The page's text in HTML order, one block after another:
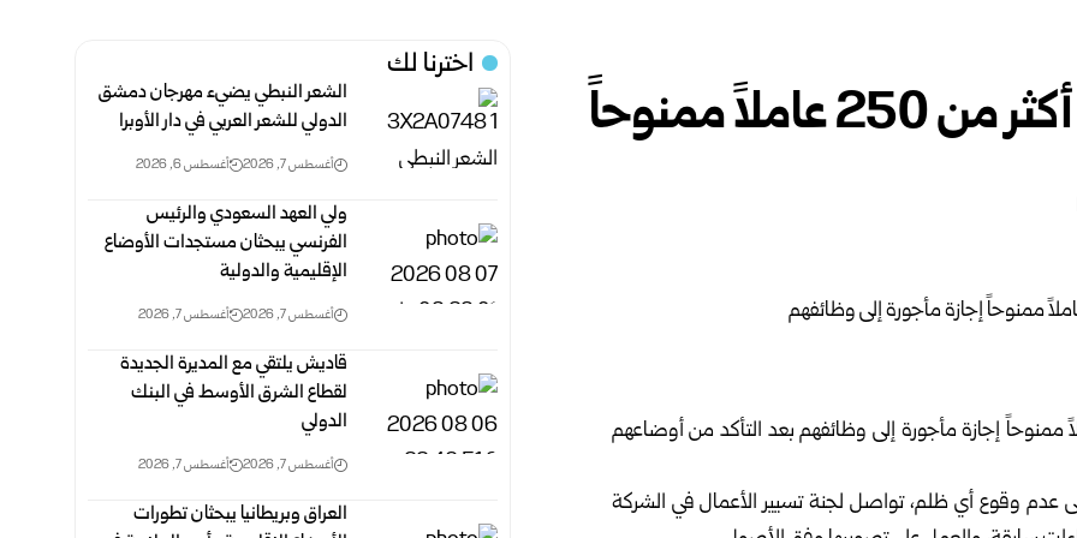
السورية للاتصالات: إعادة أكثر من 250 عاملاً ممنوحاً
السورية للاتصالات إعادة أكثر من 250 عاملاً ممنوحاً إجازة مأجورة إلى وظائفهم بعد التأكد من أوضاعهم
عدم وقوع أي ظلم، تواصل لجنة تسيير الأعمال في الشركة
اخترنا لك
الشعر النبطي يضيء مهرجان دمشق
الدولي للشعر العربي في دار الأوبرا
أغسطس 7, 2026 أغسطس 6, 2026
ولي العهد السعودي والرئيس
الفرنسي يبحثان مستجدات الأوضاع
الإقليمية والدولية
أغسطس 7, 2026 أغسطس 7, 2026
قاديش يلتقي مع المديرة الجديدة
لقطاع الشرق الأوسط في البنك
الدولي
أغسطس 7, 2026 أغسطس 7, 2026
العراق وبريطانيا يبحثان تطورات